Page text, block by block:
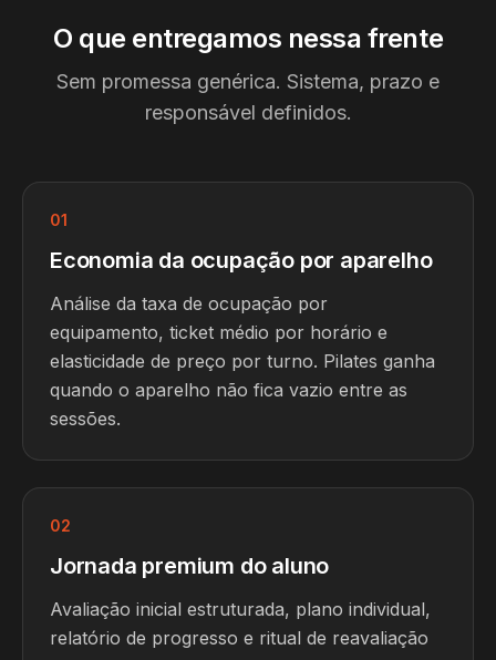
O que entregamos nessa frente
Sem promessa genérica. Sistema, prazo e
responsável definidos.
01
Economia da ocupação por aparelho
Análise da taxa de ocupação por
equipamento, ticket médio por horário e
elasticidade de preço por turno. Pilates ganha
quando o aparelho não fica vazio entre as
sessões.
02
Jornada premium do aluno
Avaliação inicial estruturada, plano individual,
relatório de progresso e ritual de reavaliação